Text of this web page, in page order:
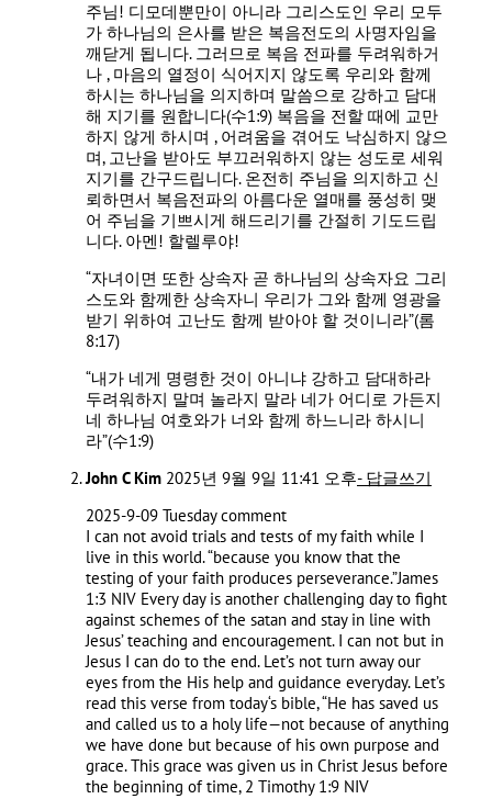
주님! 디모데뿐만이 아니라 그리스도인 우리 모두
가 하나님의 은사를 받은 복음전도의 사명자임을
깨닫게 됩니다. 그러므로 복음 전파를 두려워하거
나 , 마음의 열정이 식어지지 않도록 우리와 함께
하시는 하나님을 의지하며 말씀으로 강하고 담대
해 지기를 원합니다(수1:9) 복음을 전할 때에 교만
하지 않게 하시며 , 어려움을 겪어도 낙심하지 않으
며, 고난을 받아도 부끄러워하지 않는 성도로 세워
지기를 간구드립니다. 온전히 주님을 의지하고 신
뢰하면서 복음전파의 아름다운 열매를 풍성히 맺
어 주님을 기쁘시게 해드리기를 간절히 기도드립
니다. 아멘! 할렐루야!
“자녀이면 또한 상속자 곧 하나님의 상속자요 그리
스도와 함께한 상속자니 우리가 그와 함께 영광을
받기 위하여 고난도 함께 받아야 할 것이니라”(롬
8:17)
“내가 네게 명령한 것이 아니냐 강하고 담대하라
두려워하지 말며 놀라지 말라 네가 어디로 가든지
네 하나님 여호와가 너와 함께 하느니라 하시니
라”(수1:9)
John C Kim 2025년 9월 9일 11:41 오후- 답글쓰기
2025-9-09 Tuesday comment
I can not avoid trials and tests of my faith while I
live in this world. “because you know that the
testing of your faith produces perseverance.”James‬
‭1‬:‭3‬ ‭NIV‬‬ Every day is another challenging day to fight
against schemes of the satan and stay in line with
Jesus’ teaching and encouragement. I can not but in
Jesus I can do to the end. Let’s not turn away our
eyes from the His help and guidance everyday. Let’s
read this verse from today‘s bible, “He has saved us
and called us to a holy life—not because of anything
we have done but because of his own purpose and
grace. This grace was given us in Christ Jesus before
the beginning of time, 2 Timothy 1:9 NIV